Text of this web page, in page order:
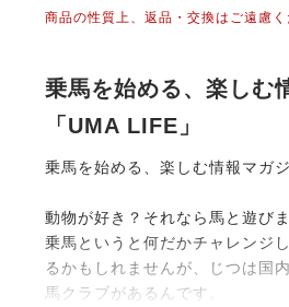
商品の性質上、返品・交換はご遠慮く
乗馬を始める、楽しむ
「UMA LIFE」
乗馬を始める、楽しむ情報マガ
動物が好き？それなら馬と遊び
乗馬というと何だかチャレンジ
るかもしれませんが、じつは国
馬クラブがあるんです。